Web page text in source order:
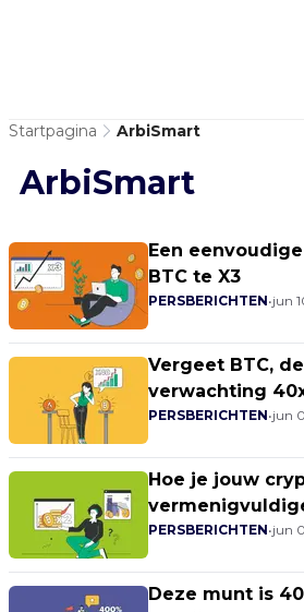
Startpagina ArbiSmart
ArbiSmart
Een
BTC te X3
PERSBERICHTEN•jun
Vergeet BTC,
verwachting
PERSBERICHTEN•jun
Hoe je jouw
een bearmarkt?
PERSBERICHTEN•jun
Deze munt is